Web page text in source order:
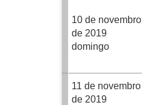
10 de novembro
de 2019
domingo
11 de novembro
de 2019